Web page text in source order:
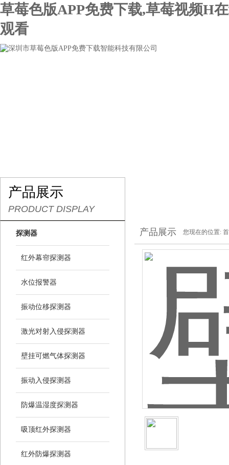
草莓色版APP免费下载,草莓视频H
观看
产品展示
PRODUCT DISPLAY
探测器
红外幕帘探测器
水位报警器
振动位移探测器
激光对射入侵探测器
壁挂可燃气体探测器
振动入侵探测器
防爆温湿度探测器
吸顶红外探测器
红外防爆探测器
产品展示 您现在的位置: